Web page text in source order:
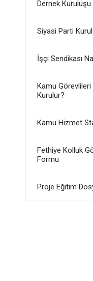
Dernek
Siyasi Parti
İşçi Sendikası
Kamu Görevlileri
Kurulur?
Kamu Hizmet
Fethiye Kolluk
Formu
Proje Eğitim